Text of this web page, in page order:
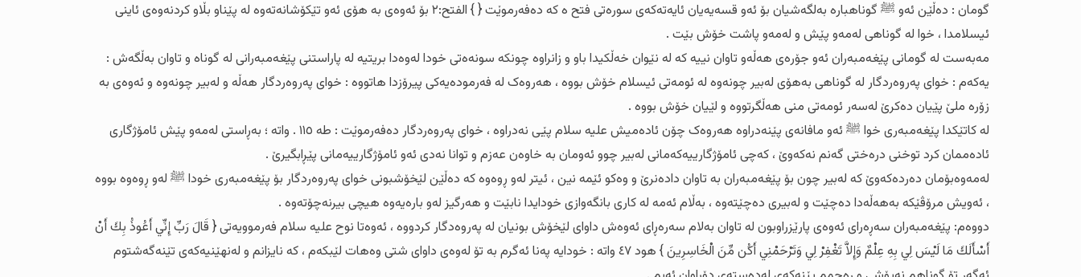
گومان : دەڵێن ئەو ﷺ گوناهبارە بەلگەشیان بۆ ئەو قسەیەیان ئایەتەکەی سورەتی فتح ە کە دەفەرموێت { } الفتح:٢ بۆ ئەوەی بە هۆی ئەو تێکۆشانەتەوە لە پێناو بڵاو کردنەوەی ئاینی
ئیسلامدا ، خوا لە گوناهی لەمەو پێش و لەمەو پاشت خۆش بێت .
مەبەست لە گومانی پێغەمبەران ئەو جۆرەی هەڵەو تاوان نییە کە لە نێوان خەڵکیدا باو و زانراوە چونکە سونەەتی خودا لەوەدا بریتیە لە پاراستنی پێغەمبەرانی لە گوناه و تاوان بەڵگەش :
یەکەم : خوای پەروەردگار لە گوناهی بەهۆی لەبیر چونەوە لە ئومەتی ئیسلام خۆش بووە ، هەروەک لە فەرمودەیەکی پیرۆزدا هاتووە : خوای پەروەردگار هەڵە و لەبیر چونەوە و ئەوەی بە
زۆرە ملێ پێیان دەکرێ لەسەر ئومەتی منی هەڵگرتووە و لێیان خۆش بووە .
لە کاتێکدا پێغەمبەری خوا ﷺ ئەو مافانەی پێنەدراوە هەروەک چۆن ئادەمیش علیە سلام پێی نەدراوە ، خوای پەروەردگار دەفەرموێت : طە ١١٥ . واتە ؛ بەڕاستی لەمەو پێش ئامۆژگاری
ئادەممان کرد توخنی درەختی گەنم نەکەوێ ، کەچی ئامۆژگارییەکەمانی لەبیر چوو ئەومان بە خاوەن عەزم و توانا نەدی ئەو ئامۆژگارییەمانی پێڕابگیرێ .
لەمەوەبۆمان دەردەکەوێ کە لەبیر چون بۆ پێغەمبەران بە تاوان دادەنرێ و وەکو ئێمە نین ، ئیتر لەو ڕوەوە کە دەڵێن لێخۆشبونی خوای پەروەردگار بۆ پێغەمبەری خودا ﷺ لەو ڕوەوە بووە
، ئەویش مرۆڤێکە بەهەڵەدا دەچێت و لەبیری دەچێتەوە ، بەڵام ئەمە لە کاری بانگەوازی خودایدا نابێت و هەرگیز لەو بارەیەوە هیچی بیرنەچۆتەوە .
دووەم: پێغەمبەران سەڕەرای ئەوەی پارێزراوبون لە تاوان بەلام سەرەڕای ئەوەش داوای لێخۆش بونیان لە پەروەدگار کردووە ، ئەوەتا نوح علیە سلام فەرموویەتی { قَالَ رَبِّ إِنِّي أَعُوذُ بِكَ أَنْ
أَسْأَلَكَ مَا لَيْسَ لِي بِهِ عِلْمٌ وَإِلاَّ تَغْفِرْ لِي وَتَرْحَمْنِي أَكُن مِّنَ الْخَاسِرِينَ } هود ٤٧ واتە : خودایە پەنا ئەگرم بە تۆ لەوەی داوای شتی وەهات لێبکەم ، کە نایزانم و لەنهێنیەکەی تێنەگەشتوم